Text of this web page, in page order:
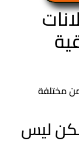
مختلفة
ليس